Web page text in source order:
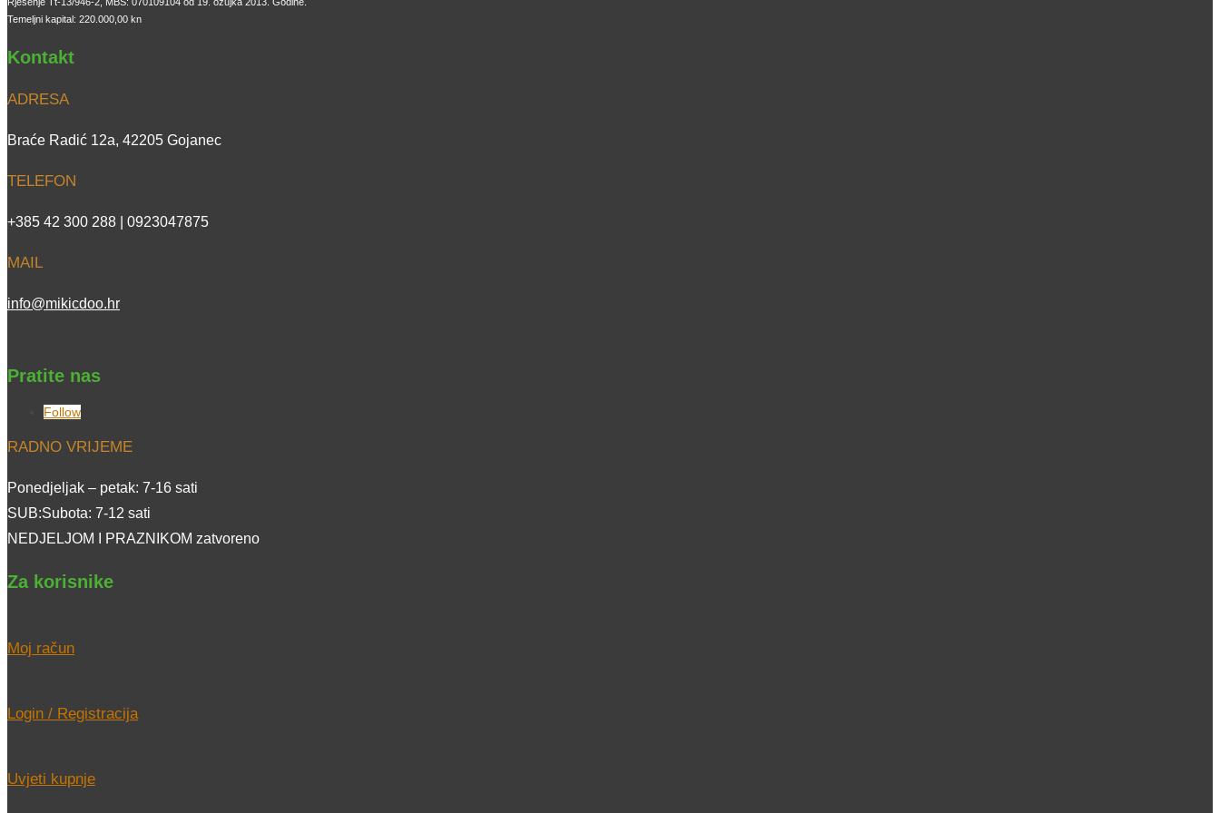
Temeljni kapital: 220.000,00 kn
Kontakt
ADRESA
Braće Radić 12a, 42205 Gojanec
TELEFON
+385 42 300 288 | 0923047875
MAIL
info@mikicdoo.hr
Pratite nas
Follow
RADNO VRIJEME
Ponedjeljak – petak: 7-16 sati
SUB:Subota: 7-12 sati
NEDJELJOM I PRAZNIKOM zatvoreno
Za korisnike
Moj račun
Login / Registracija
Uvjeti kupnje